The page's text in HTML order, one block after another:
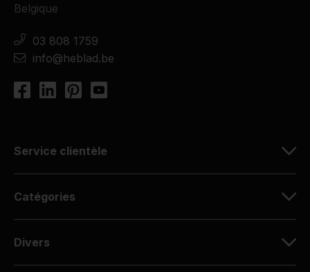
Belgique
03 808 1759
info@heblad.be
Service clientèle
Catégories
Divers